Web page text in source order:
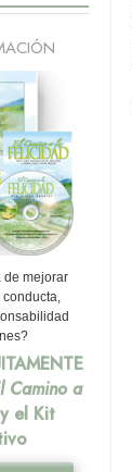
de mejorar
Camino a
y el Kit